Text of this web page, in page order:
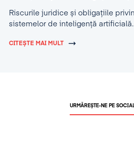
Riscurile juridice și obligațiile
sistemelor de inteligență artificială.
CITEȘTE MAI MULT
URMĂREȘTE-NE PE